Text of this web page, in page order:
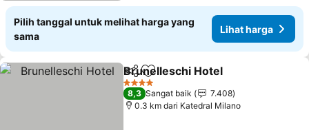
Pilih tanggal untuk melihat harga yang
sama
Lihat harga
BagikanTambahkan ke favorit
Brunelleschi Hotel
4 Bintang
8,3 Sangat baik
7.408
0.3 km dari Katedral Milano